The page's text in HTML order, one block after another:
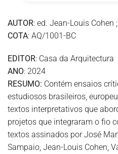
AUTOR: ed. Jean-Louis Cohen
COTA: AQ/1001-BC
EDITOR: Casa da Arquitectura
ANO: 2024
RESUMO: Contém ensaios
estudiosos brasileiros,
textos interpretativos que
projetos que integraram o fio
textos assinados por José
Sampaio, Jean-Louis Cohen,